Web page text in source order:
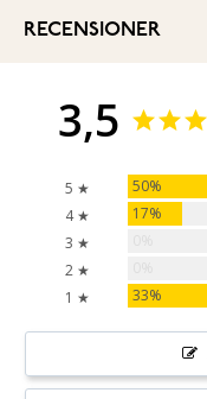
RECENSIONER
3,5
5 ★ 50%
4 ★
17%
3 ★
2 ★
1 ★
33%